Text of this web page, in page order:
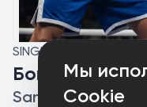
Мы
Cookie
SINGLE
Бокс
Sanchez2005